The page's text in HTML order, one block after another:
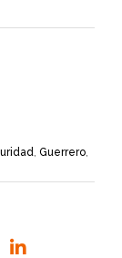
, Guerrero,